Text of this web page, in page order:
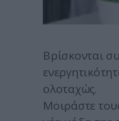
Βρίσκονται
ολοταχώς.
Μοιράστε